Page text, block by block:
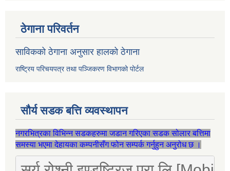
ठेगाना परिवर्तन
साविकको ठेगाना अनुसार हालको ठेगाना
राष्ट्रिय परिचयपत्र तथा पञ्जिकरण विभागको पोर्टल
सौर्य सडक बत्ति व्यवस्थापन
नगरभित्रका विभिन्न सडकहरुमा जडान गरिएका सडक सोलार बत्तिमा
समस्या भएमा देहायका कम्पनीसँग फोन सम्पर्क गर्नुहुन अनुरोध छ ।